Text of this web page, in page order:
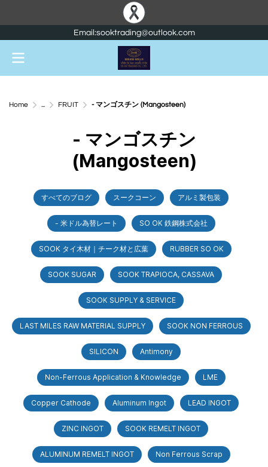
Email:sooktrading@outlook.com
Home ... FRUIT - マンゴスチン (Mangosteen)
- マンゴスチン
(Mangosteen)
すべてのブログ スークコーン アルミ製包装
- 米ドル為替レート SO OK 鉄鋼株式会社
SOOK タイ木材｜チーク材と広葉 RUBBER SO OK
SOOK SUGAR SOOK TRAPIOCA, CASSAVA
SOOK SUPPLY & SERVICE
LAST MILES RAW MATERIAL SUPPLY SOOK NON FERROUS
SILICON Antimony
Non-Ferrous Application & Knowledge LME
Copper Cathode Aluminum Ingot LEAD INGOT
ZINC INGOT SOOK REMELT INGOT
ALUMINUM REMELT INGOT Non Ferrous Scrap